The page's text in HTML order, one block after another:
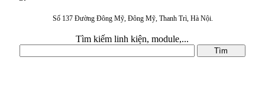
Số 137 Đường Đông Mỹ, Đông Mỹ, Thanh Trì, Hà Nội.
Tìm kiếm linh kiện, module,...